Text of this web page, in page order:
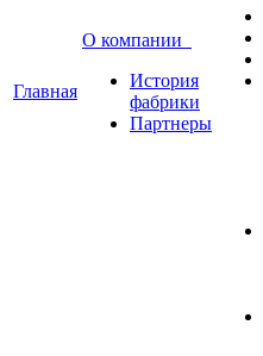
Главная
О компании
История
фабрики
Партнеры